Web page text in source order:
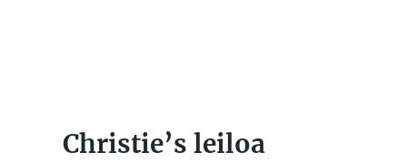
Christie’s leiloa